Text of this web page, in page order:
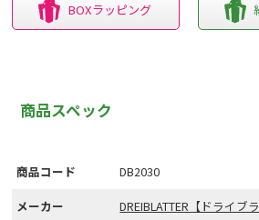
BOXラッピング
商品スペック
商品コード
DB2030
メーカー
DREIBLATTER【ドライブ